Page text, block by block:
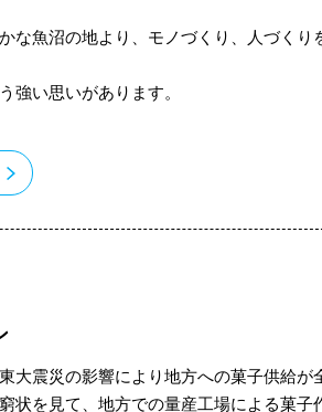
な魚沼の地より、モノづくり、人づくり
強い思いがあります。
大震災の影響により地方への菓子供給が
状を見て、地方での量産工場による菓子